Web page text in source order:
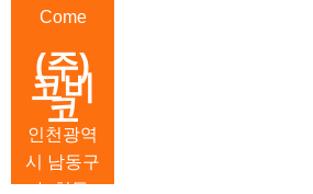
Come
(주)
코비
코
인천광역
시 남동구
논현동